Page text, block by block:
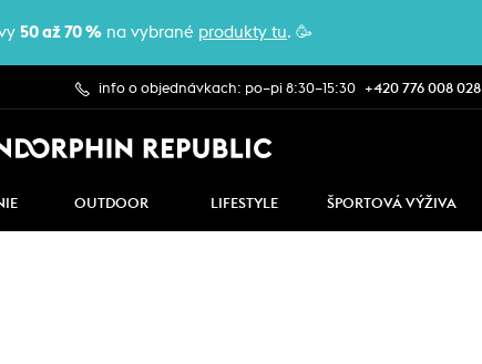
50 až 70 % na vybrané produkty tu. 🥳
info o objednávkach: po–pi 8:30–15:30 +420 776 008 028
OUTDOOR LIFESTYLE ŠPORTOVÁ VÝŽIVA